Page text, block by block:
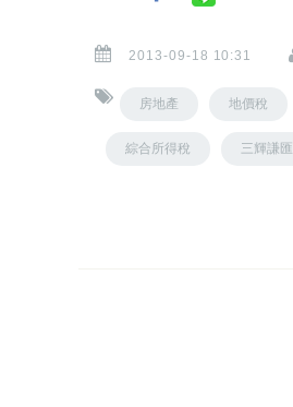
2013-09-18 10:31
房地產 地價稅
綜合所得稅 三輝謙匯